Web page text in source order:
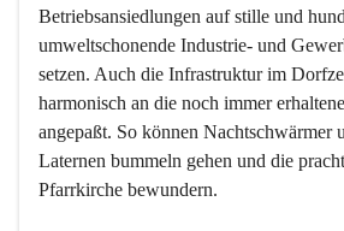
Betriebsansiedlungen auf stille und
umweltschonende Industrie- und
setzen. Auch die Infrastruktur im
harmonisch an die noch immer
angepaßt. So können Nachtschwärmer
Laternen bummeln gehen und die
Pfarrkirche bewundern.